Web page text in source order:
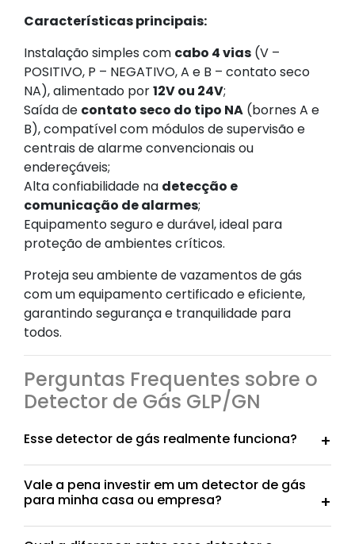
Características principais:
Instalação simples com cabo 4 vias (V –
POSITIVO, P – NEGATIVO, A e B – contato seco
NA), alimentado por12V ou 24V;
Saída de contato seco do tipo NA (bornes A e
B), compatível com módulos de supervisão e
centrais de alarme convencionais ou
endereçáveis;
Alta confiabilidade na detecção e
comunicação de alarmes;
Equipamento seguro e durável, ideal para
proteção de ambientes críticos.
Proteja seu ambiente de vazamentos de gás
com um equipamento certificado e eficiente,
garantindo segurança e tranquilidade para
todos.
Perguntas Frequentes sobre o
Detector de Gás GLP/GN
Esse detector de gás realmente funciona?
Vale a pena investir em um detector de gás
para minha casa ou empresa?